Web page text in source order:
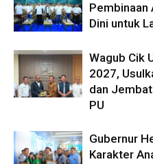
Pembinaan
Dini untuk
Wagub Cik
2027,
dan
PU
Gubernur
Karakter